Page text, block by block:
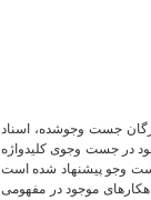
جست وجوشده، اسناد
در جست وجوی کلیدواژه
جست وجو پیشنهاد شده است
موجود در مفهومی